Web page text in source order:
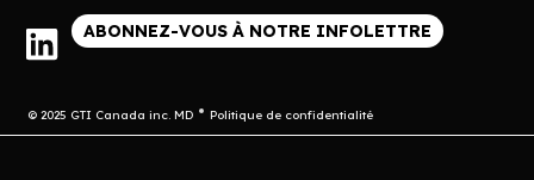
ABONNEZ-VOUS À NOTRE INFOLETTRE
© 2025 GTI Canada inc. MD Politique de confidentialité